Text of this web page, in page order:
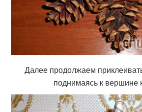
Далее продолжаем
поднимаясь к вершине